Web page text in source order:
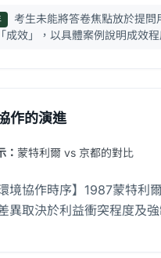
考生未能將答卷焦點放於提
成效」，以具體案例說明成效程
作的演進
： 蒙特利爾 vs 京都的對比
環境協作時序】1987蒙特
異取決於利益衝突程度及強